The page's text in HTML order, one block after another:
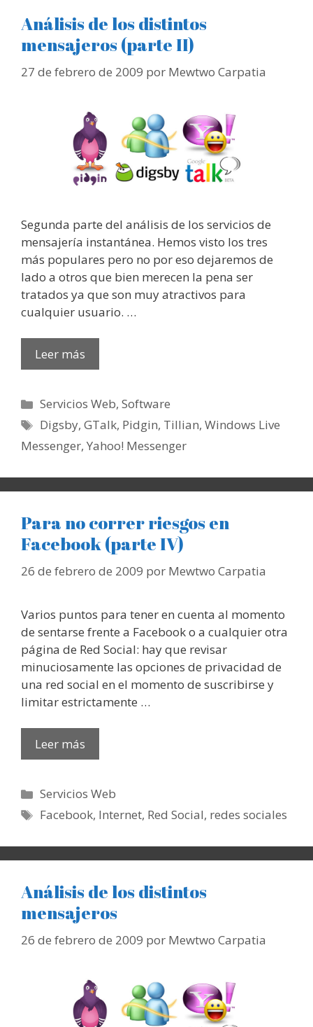
Análisis de los distintos
mensajeros (parte II)
27 de febrero de 2009 por Mewtwo Carpatia
Segunda parte del análisis de los servicios de
mensajería instantánea. Hemos visto los tres
más populares pero no por eso dejaremos de
lado a otros que bien merecen la pena ser
tratados ya que son muy atractivos para
cualquier usuario. …
Leer más
Categorías
Servicios Web,Software
Etiquetas
Digsby,GTalk, Pidgin, Tillian,Windows Live
Messenger, Yahoo! Messenger
Para no correr riesgos en
Facebook (parte IV)
26 de febrero de 2009 por Mewtwo Carpatia
Varios puntos para tener en cuenta al momento
de sentarse frente a Facebook o a cualquier otra
página de Red Social: hay que revisar
minuciosamente las opciones de privacidad de
una red social en el momento de suscribirse y
limitar estrictamente …
Leer más
Categorías
Servicios Web
Etiquetas
Facebook, Internet, Red Social, redes sociales
Análisis de los distintos
mensajeros
26 de febrero de 2009 por Mewtwo Carpatia